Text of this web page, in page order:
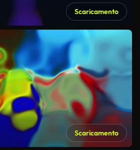
Scaricamento
Scaricamento